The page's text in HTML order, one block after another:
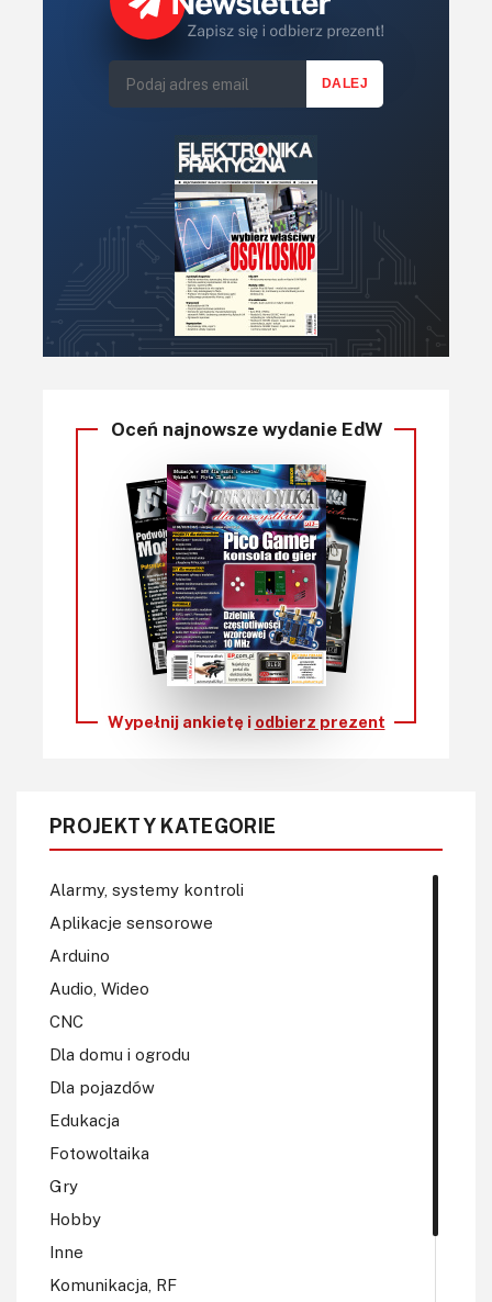
Oceń najnowsze wydanie EdW
Wypełnij ankietę i odbierz prezent
PROJEKTY KATEGORIE
Alarmy, systemy kontroli
Aplikacje sensorowe
Arduino
Audio, Wideo
CNC
Dla domu i ogrodu
Dla pojazdów
Edukacja
Fotowoltaika
Gry
Hobby
Inne
Komunikacja, RF